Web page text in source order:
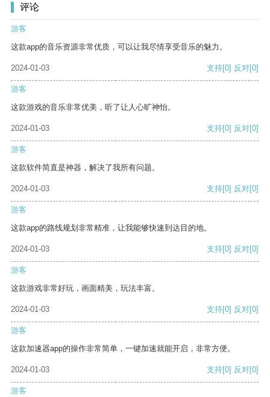
评论
游客
这款app的音乐资源非常优质，可以让我尽情享受音乐的魅力。
2024-01-03 支持[0] 反对[0]
游客
这款游戏的音乐非常优美，听了让人心旷神怡。
2024-01-03 支持[0] 反对[0]
游客
这款软件简直是神器，解决了我所有问题。
2024-01-03 支持[0] 反对[0]
游客
这款app的路线规划非常精准，让我能够快速到达目的地。
2024-01-03 支持[0] 反对[0]
游客
这款游戏非常好玩，画面精美，玩法丰富。
2024-01-03 支持[0] 反对[0]
游客
这款加速器app的操作非常简单，一键加速就能开启，非常方便。
2024-01-03 支持[0] 反对[0]
游客